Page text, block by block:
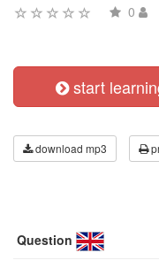
0
start
download mp3
Question